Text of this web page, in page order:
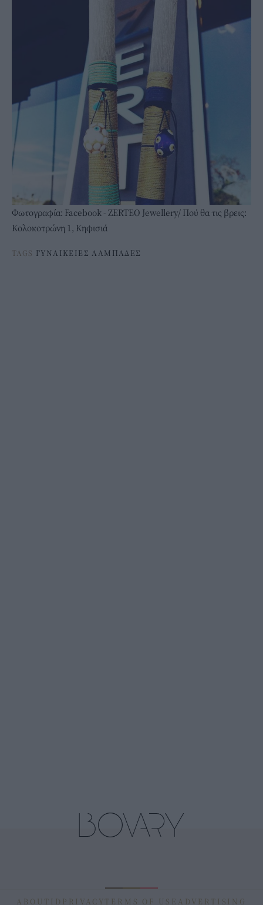
Φωτογραφία: Facebook - ZERTEO Jewellery/ Πού θα τις βρεις:
Κολοκοτρώνη 1, Κηφισιά
TAGS ΓΥΝΑΙΚΕΙΕΣ ΛΑΜΠΑΔΕΣ
ABOUT ID PRIVACY TERMS OF USE ADVERTISING